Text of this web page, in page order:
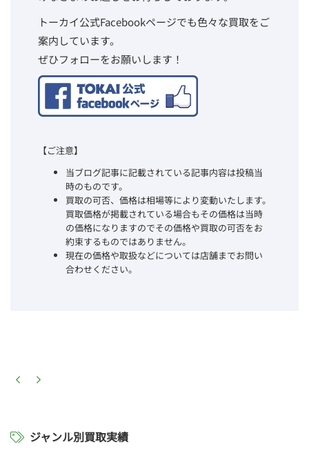
トーカイ公式Facebookページでも色々な買取をご
案内しています。
ぜひフォローをお願いします！
【ご注意】
当ブログ記事に記載されている記事内容は投稿当
時のものです。
買取の可否、価格は相場等により変動いたします。
買取価格が掲載されている場合もその価格は当時
の価格になりますのでその価格や買取の可否をお
約束するものではありません。
現在の価格や取扱などについては店舗までお問い
合わせください。
ジャンル別買取実績